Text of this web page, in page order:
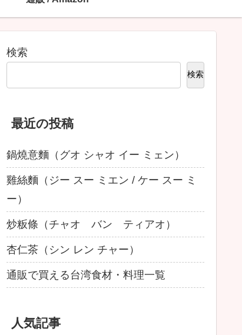
検索
検索
最近の投稿
鍋燒意麵（グオ シャオ イー ミェン）
雞絲麵（ジー スー ミエン / ケー スー ミ
ー）
炒粄條（チャオ バン ティアオ）
杏仁茶（シン レン チャー）
通販で買える台湾食材・料理一覧
人気記事